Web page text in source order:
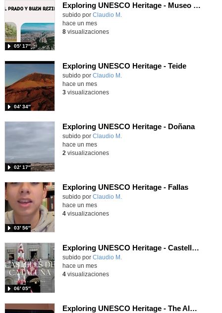
Exploring UNESCO Heritage - Museo del Prado
Contenido educativo.
subido por Claudio M.
05′ 17″
hace un mes
8visualizaciones
Exploring UNESCO Heritage - Teide
Contenido educativo.
subido por Claudio M.
04′ 34″
hace un mes
3visualizaciones
Exploring UNESCO Heritage - Doñana
Contenido educativo.
subido por Claudio M.
02′ 17″
hace un mes
2 visualizaciones
Exploring UNESCO Heritage - Fallas
Contenido educativo.
subido por Claudio M.
03′ 56″
hace un mes
4visualizaciones
Exploring UNESCO Heritage - Castells de Cataluña
Contenido educativo.
subido por Claudio M.
06′ 05″
hace un mes
4visualizaciones
Exploring UNESCO Heritage - The Alhambra